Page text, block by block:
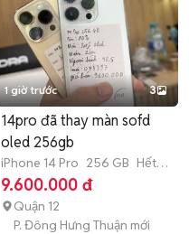
1 giờ trước 3
14pro đã thay màn sofd
oled 256gb
iPhone 14 Pro 256 GB Hết
bảo hành
9.600.000 đ
Quận 12
P. Đông Hưng Thuận mới